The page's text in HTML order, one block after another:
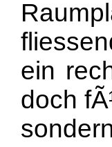
ein
doch